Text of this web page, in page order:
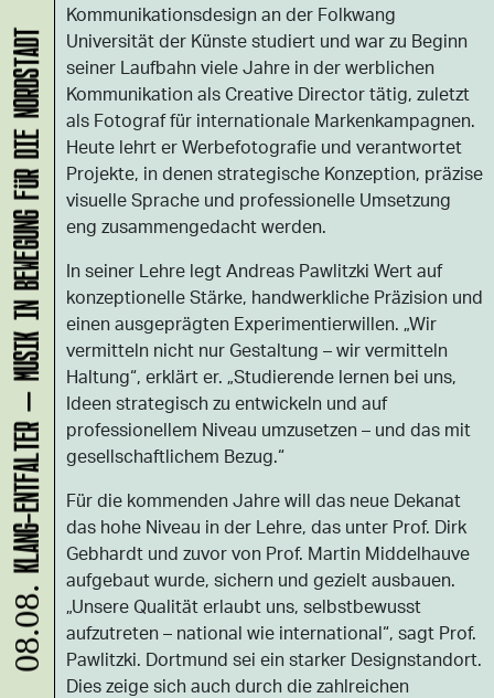
Kommunikationsdesign an der Folkwang
Universität der Künste studiert und war zu Beginn
seiner Laufbahn viele Jahre in der werblichen
Kommunikation als Creative Director tätig, zuletzt
als Fotograf für internationale Markenkampagnen.
Heute lehrt er Werbefotografie und verantwortet
Projekte, in denen strategische Konzeption, präzise
visuelle Sprache und professionelle Umsetzung
eng zusammengedacht werden.
In seiner Lehre legt Andreas Pawlitzki Wert auf
konzeptionelle Stärke, handwerkliche Präzision und
einen ausgeprägten Experimentierwillen. „Wir
vermitteln nicht nur Gestaltung – wir vermitteln
Haltung“, erklärt er. „Studierende lernen bei uns,
Ideen strategisch zu entwickeln und auf
professionellem Niveau umzusetzen – und das mit
gesellschaftlichem Bezug.“
Für die kommenden Jahre will das neue Dekanat
das hohe Niveau in der Lehre, das unter Prof. Dirk
Gebhardt und zuvor von Prof. Martin Middelhauve
aufgebaut wurde, sichern und gezielt ausbauen.
„Unsere Qualität erlaubt uns, selbstbewusst
aufzutreten – national wie international“, sagt Prof.
Pawlitzki. Dortmund sei ein starker Designstandort.
Dies zeige sich auch durch die zahlreichen
08.08.
KLANG-ENTFALTER – MUSIK IN BEWEGUNG FÜR DIE NORDSTADT